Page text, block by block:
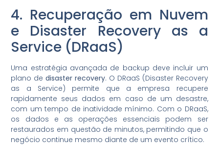
4. Recuperação em Nuvem
e Disaster Recovery as a
Service (DRaaS)
Uma estratégia avançada de backup deve incluir um
plano dedisaster recovery. O DRaaS (Disaster Recovery
as a Service) permite que a empresa recupere
rapidamente seus dados em caso de um desastre,
com um tempo de inatividade mínimo. Com o DRaaS,
os dados e as operações essenciais podem ser
restaurados em questão de minutos, permitindo que o
negócio continue mesmo diante de um evento crítico.